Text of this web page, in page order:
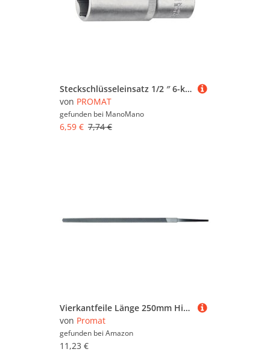
Steckschlüsseleinsatz 1/2 ″ 6-kant Schlüsselweite 17 mm Länge 77 mm
von PROMAT
gefunden bei ManoMano
6,59 € 7,74 €
Vierkantfeile Länge 250mm Hieb3 DIN 7261-D Querschnitt 10mm
von Promat
gefunden bei Amazon
11,23 €